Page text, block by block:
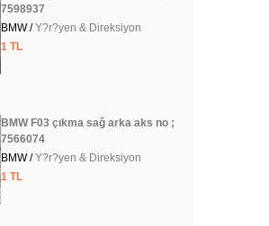
7598937
BMW /Y?r?yen & Direksiyon
1 TL
BMW F03 çıkma sağ arka aks no ;
7566074
BMW /Y?r?yen & Direksiyon
1 TL